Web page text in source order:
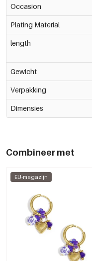
Occasion
Plating Material
length
Gewicht
Verpakking
Dimensies
Combineer met
EU-magazijn